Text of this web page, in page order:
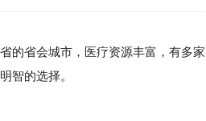
省的省会城市，医疗资源丰富，有多家
智的选择。